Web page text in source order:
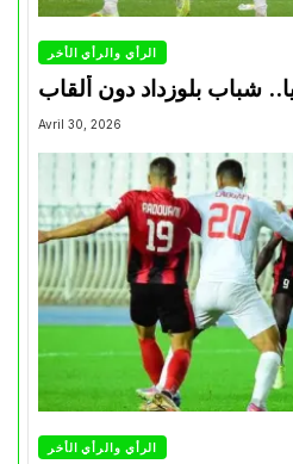
الرأي والرأي الأخر
شباب بلوزداد دون ألقاب
Avril 30, 2026
الرأي والرأي الأخر